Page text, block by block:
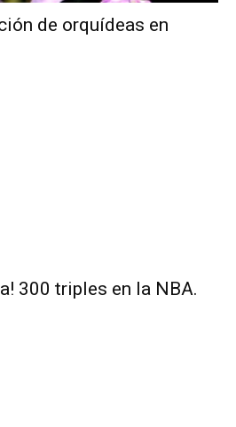
de orquídeas en
300 triples en la NBA.